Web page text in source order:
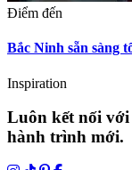
Điểm đến
Bắc Ninh sẵn sàng
Inspiration
Luôn kết nối với
hành trình mới.